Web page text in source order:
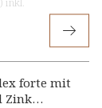
forte mit
Zink